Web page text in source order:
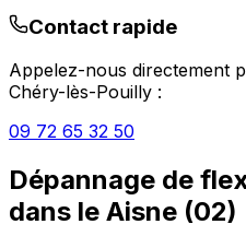
Contact rapide
Appelez-nous directement
Chéry-lès-Pouilly :
09 72 65 32 50
Dépannage de
dans le Aisne (02)